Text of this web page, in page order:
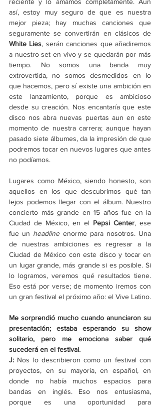
así, estoy muy seguro de que es nuestra
mejor pieza; hay muchas canciones que
White Lies, serán canciones que añadiremos
a nuestro set en vivo y se quedarán por más
tiempo. No somos una banda muy
extrovertida, no somos desmedidos en lo
que hacemos, pero sí existe una ambición en
este lanzamiento, porque es ambicioso
desde su creación. Nos encantaría que este
disco nos abra nuevas puertas aun en este
momento de nuestra carrera; aunque hayan
pasado siete álbumes, da la impresión de que
podremos tocar en nuevos lugares que antes
no podíamos.
Lugares como México, siendo honesto, son
aquellos en los que descubrimos qué tan
lejos podemos llegar con el álbum. Nuestro
concierto más grande en 15 años fue en la
Ciudad de México, en el Pepsi Center, ese
fue un headline enorme para nosotros. Una
de nuestras ambiciones es regresar a la
Ciudad de México con este disco y tocar en
un lugar grande, más grande si es posible. Si
lo logramos, veremos qué resultados tiene.
Eso está por verse; de momento iremos con
un gran festival el próximo año: el Vive Latino.
Me sorprendió mucho cuando anunciaron su
presentación; estaba esperando su show
solitario, pero me emociona saber qué
sucederá en el festival.
J: Nos lo describieron como un festival con
proyectos, en su mayoría, en español, en
donde no había muchos espacios para
bandas en inglés. Eso nos entusiasma,
porque es una oportunidad para